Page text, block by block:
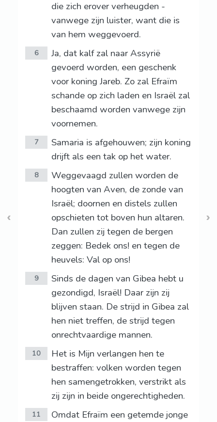
die zich erover verheugden -
vanwege zijn luister, want die is
van hem weggevoerd.
6
Ja, dat kalf zal naar Assyrië
gevoerd worden, een geschenk
voor koning Jareb. Zo zal Efraïm
schande op zich laden en Israël zal
beschaamd worden vanwege zijn
voornemen.
7
Samaria is afgehouwen; zijn koning
drijft als een tak op het water.
8
Weggevaagd zullen worden de
hoogten van Aven, de zonde van
Israël; doornen en distels zullen
opschieten tot boven hun altaren.
Dan zullen zij tegen de bergen
zeggen: Bedek ons! en tegen de
heuvels: Val op ons!
9
Sinds de dagen van Gibea hebt u
gezondigd, Israël! Daar zijn zij
blijven staan. De strijd in Gibea zal
hen niet treffen, de strijd tegen
onrechtvaardige mannen.
10
Het is Mijn verlangen hen te
bestraffen: volken worden tegen
hen samengetrokken, verstrikt als
zij zijn in beide ongerechtigheden.
11
Omdat Efraïm een getemde jonge